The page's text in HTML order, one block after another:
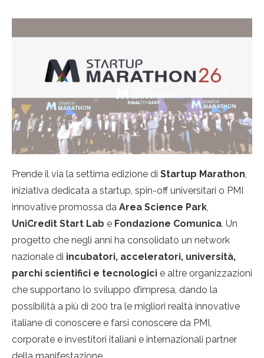
Prende il via la settima edizione di Startup Marathon
iniziativa dedicata a startup, spin-off universitari o PMI
innovative promossa da Area Science Park
UniCredit Start Lab e Fondazione Comunica. Un
progetto che negli anni ha consolidato un network
nazionale di incubatori, acceleratori, università,
parchi scientifici e tecnologici e altre organizzazioni
che supportano lo sviluppo d’impresa, dando la
possibilità a più di 200 tra le migliori realtà innovative
italiane di conoscere e farsi conoscere da PMI,
corporate e investitori italiani e internazionali partner
della manifestazione.